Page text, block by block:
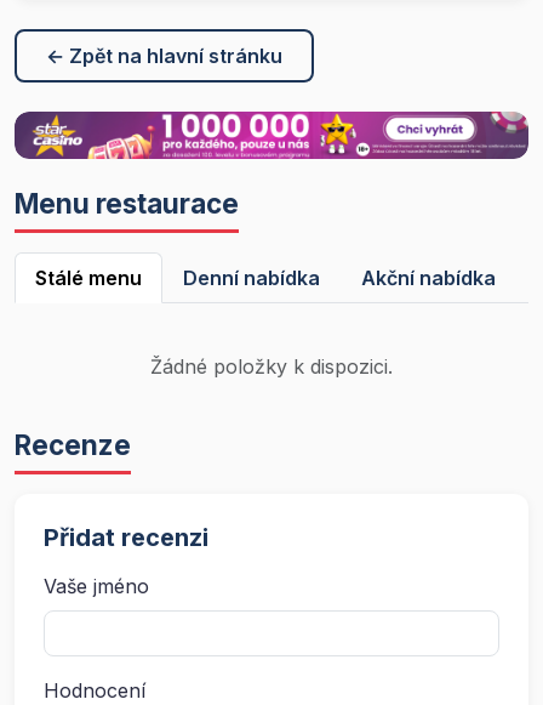
← Zpět na hlavní stránku
Menu restaurace
Stálé menu Denní nabídka Akční nabídka
Žádné položky k dispozici.
Recenze
Přidat recenzi
Vaše jméno
Hodnocení